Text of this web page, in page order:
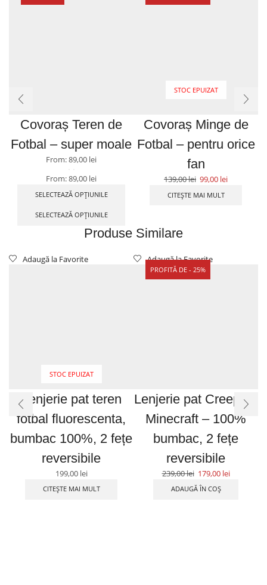
Covoraș Teren de
Fotbal – super moale
From:89,00 lei
From:89,00 lei
SELECTEAZĂ OPȚIUNILE
SELECTEAZĂ OPȚIUNILE
STOC EPUIZAT
Covoraș Minge de
Fotbal – pentru orice
fan
139,00lei 99,00 lei
CITEȘTE MAI MULT
Produse Similare
Adaugă la Favorite
STOC EPUIZAT
Lenjerie pat teren
fotbal fluorescenta,
bumbac 100%, 2 fețe
reversibile
199,00 lei
CITEȘTE MAI MULT
PROFITĂ DE - 25%
Adaugă la Favorite
Lenjerie pat Creepers
Minecraft – 100%
bumbac, 2 fețe
reversibile
239,00lei 179,00 lei
ADAUGĂ ÎN COȘ